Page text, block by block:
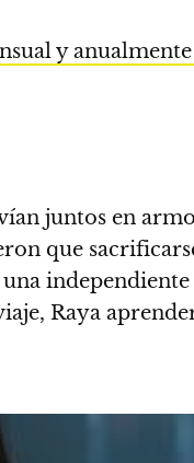
y
juntos en
que
Raya